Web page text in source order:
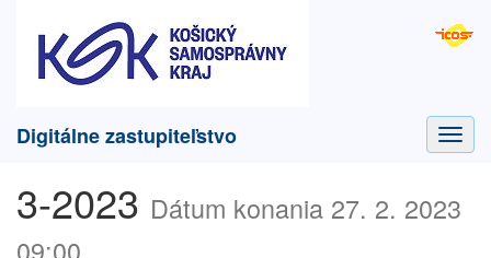
Digitálne zastupiteľstvo
3-2023 Dátum konania 27. 2. 2023
09:00